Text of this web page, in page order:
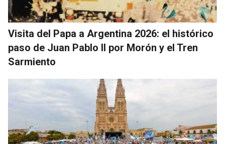
Visita del Papa a Argentina 2026: el histórico
paso de Juan Pablo II por Morón y el Tren
Sarmiento